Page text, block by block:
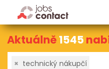
Aktuálně1545
× technický nákupčí